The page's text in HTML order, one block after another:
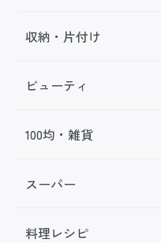
収納・片付け
ビューティ
100均・雑貨
スーパー
料理レシピ